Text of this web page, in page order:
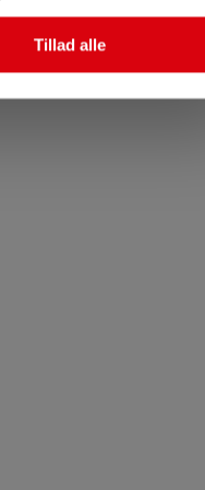
Tillad alle